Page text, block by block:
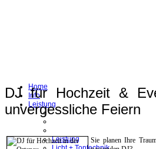
Home
Info
Leistung
Leistung
DJ für Hochzeit &
unvergessliche Feiern
Sie planen Ihre